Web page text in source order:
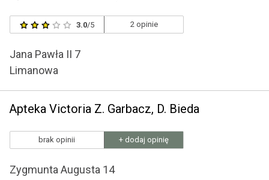
3.0/5 2 opinie
Jana Pawła II 7
Limanowa
Apteka Victoria Z. Garbacz, D. Bieda
brak opinii + dodaj opinię
Zygmunta Augusta 14